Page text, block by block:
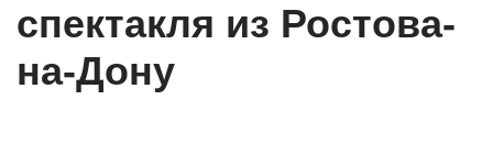
спектакля из Ростова-
на-Дону